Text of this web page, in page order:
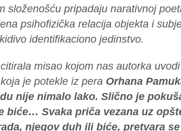
složenošću pripadaju narativnoj
psihofizička relacija objekta i
identifikaciono jedinstvo.
misao kojom nas autorka
je potekle iz pera Orhana
nije nimalo lako. Slično je
biće… Svaka priča vezana uz
njegov duh ili biće, pretvara